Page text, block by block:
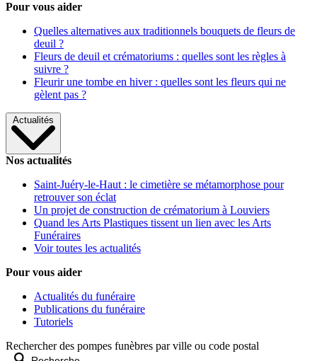
Pour vous aider
Quelles alternatives aux traditionnels bouquets de fleurs de
deuil ?
Fleurs de deuil et crématoriums : quelles sont les règles à
suivre ?
Fleurir une tombe en hiver : quelles sont les fleurs qui ne
gèlent pas ?
Actualités
Nos actualités
Saint-Juéry-le-Haut : le cimetière se métamorphose pour
retrouver son éclat
Un projet de construction de crématorium à Louviers
Quand les Arts Plastiques tissent un lien avec les Arts
Funéraires
Voir toutes les actualités
Pour vous aider
Actualités du funéraire
Publications du funéraire
Tutoriels
Rechercher des pompes funèbres par ville ou code postal